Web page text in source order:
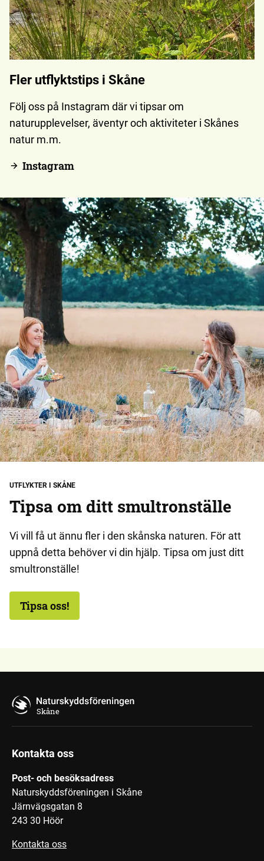
Fler utflyktstips i Skåne
Följ oss på Instagram där vi tipsar om
naturupplevelser, äventyr och aktiviteter i Skånes
natur m.m.
Instagram
UTFLYKTER I SKÅNE
Tipsa om ditt smultronställe
Vi vill få ut ännu fler i den skånska naturen. För att
uppnå detta behöver vi din hjälp. Tipsa om just ditt
smultronställe!
Tipsa oss!
Skåne
Kontakta oss
Post- och besöksadress
Naturskyddsföreningen i Skåne
Järnvägsgatan 8
243 30 Höör
Kontakta oss